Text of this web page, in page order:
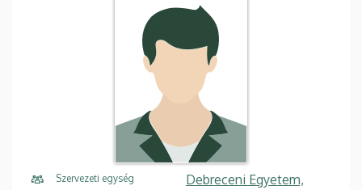
Szervezeti egység
Debreceni Egyetem,